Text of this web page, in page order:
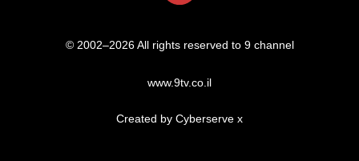
© 2002–2026 All rights reserved to 9 channel
www.9tv.co.il
Created by Cyberserve x